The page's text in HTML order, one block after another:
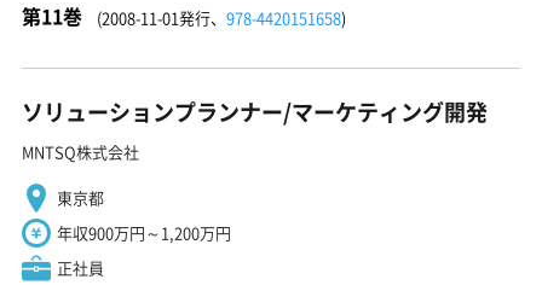
第11巻 (2008-11-01発行、 978-4420151658)
ソリューションプランナー/マーケティング開発
MNTSQ株式会社
東京都
年収900万円～1,200万円
正社員